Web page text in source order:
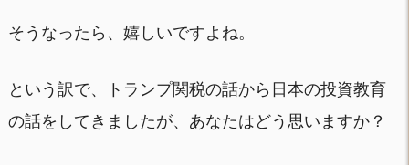
そうなったら、嬉しいですよね。
という訳で、トランプ関税の話から日本の投資教育
の話をしてきましたが、あなたはどう思いますか？